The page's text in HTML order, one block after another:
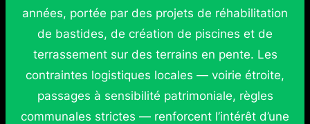
années, portée par des projets de réhabilitation
de bastides, de création de piscines et de
terrassement sur des terrains en pente. Les
contraintes logistiques locales — voirie étroite,
passages à sensibilité patrimoniale, règles
communales strictes — renforcent l’intérêt d’une